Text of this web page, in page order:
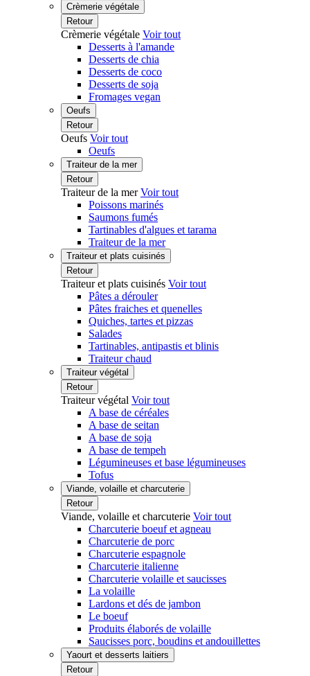
Crèmerie végétale
Retour
Crèmerie végétale Voir tout
Desserts à l'amande
Desserts de chia
Desserts de coco
Desserts de soja
Fromages vegan
Oeufs
Retour
Oeufs Voir tout
Oeufs
Traiteur de la mer
Retour
Traiteur de la merVoir tout
Poissons marinés
Saumons fumés
Tartinables d'algues et tarama
Traiteur de la mer
Traiteur et plats cuisinés
Retour
Traiteur et plats cuisinés Voir tout
Pâtes a dérouler
Pâtes fraiches et quenelles
Quiches, tartes et pizzas
Salades
Tartinables, antipastis et blinis
Traiteur chaud
Traiteur végétal
Retour
Traiteur végétal Voir tout
A base de céréales
A base de seitan
A base de soja
A base de tempeh
Légumineuses et base légumineuses
Tofus
Viande, volaille et charcuterie
Retour
Viande, volaille et charcuterie Voir tout
Charcuterie boeuf et agneau
Charcuterie de porc
Charcuterie espagnole
Charcuterie italienne
Charcuterie volaille et saucisses
La volaille
Lardons et dés de jambon
Le boeuf
Produits élaborés de volaille
Saucisses porc, boudins et andouillettes
Yaourt et desserts laitiers
Retour